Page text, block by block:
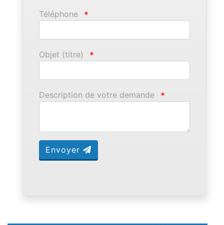
Téléphone *
Objet (titre) *
Description de votre demande *
Envoyer